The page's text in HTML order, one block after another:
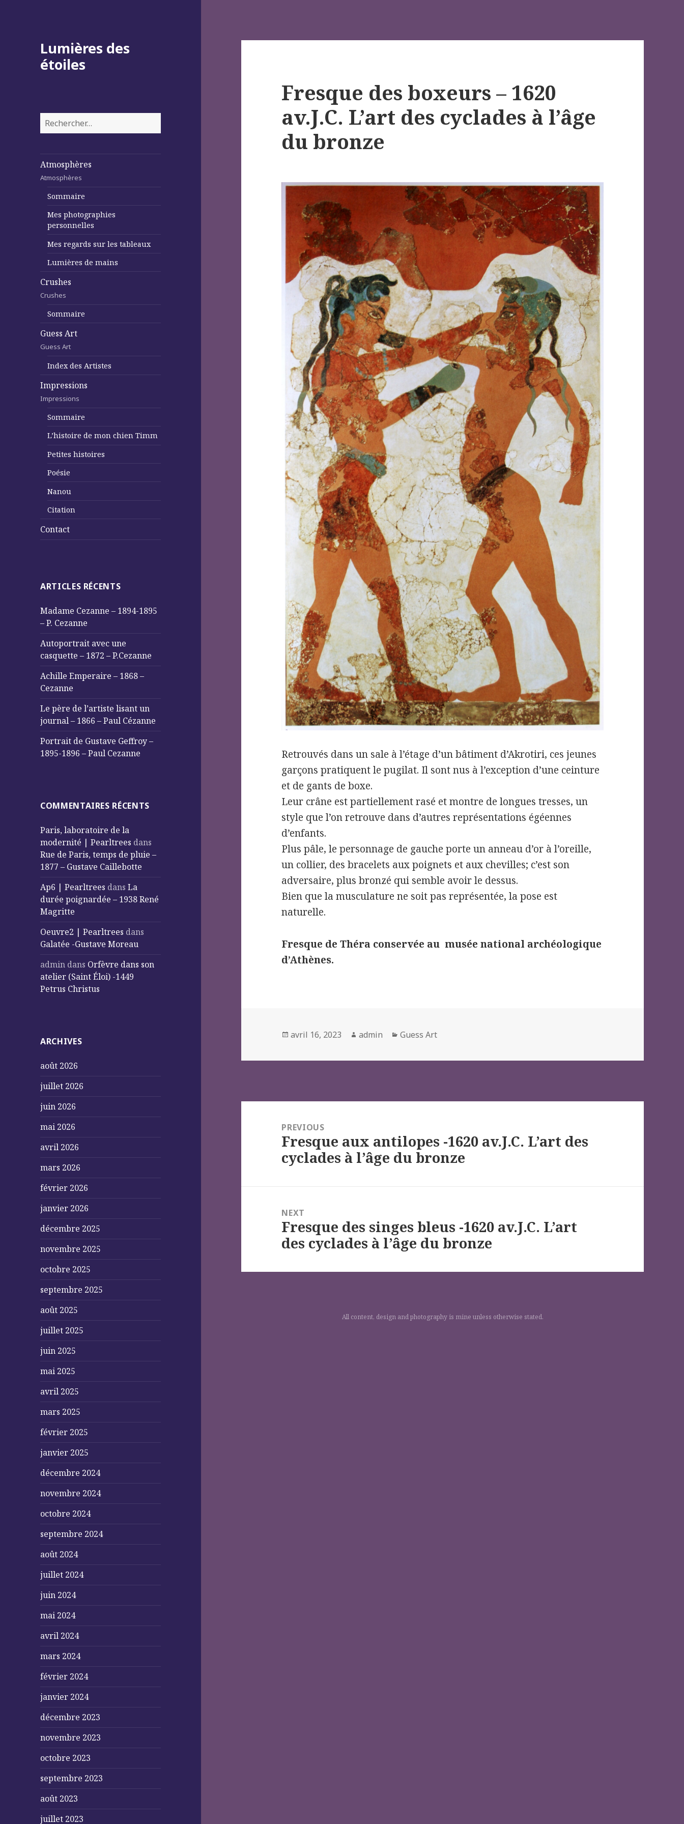
Lumières des
étoiles
Rechercher :
Atmosphères
Atmosphères
Sommaire
Mes photographies
personnelles
Mes regards sur les tableaux
Lumières de mains
Crushes
Crushes
Sommaire
Guess Art
Guess Art
Index des Artistes
Impressions
Impressions
Sommaire
L’histoire de mon chien Timm
Petites histoires
Poésie
Nanou
Citation
Contact
ARTICLES RÉCENTS
Madame Cezanne – 1894-1895
– P. Cezanne
Autoportrait avec une
casquette – 1872 – P.Cezanne
Achille Emperaire – 1868 –
Cezanne
Le père de l’artiste lisant un
journal – 1866 – Paul Cézanne
Portrait de Gustave Geffroy –
1895-1896 – Paul Cezanne
COMMENTAIRES RÉCENTS
Paris, laboratoire de la
modernité | Pearltrees dans
Rue de Paris, temps de pluie –
1877 – Gustave Caillebotte
Ap6 | Pearltrees dansLa
durée poignardée – 1938 René
Magritte
Oeuvre2 | Pearltrees dans
Galatée -Gustave Moreau
admin dans Orfèvre dans son
atelier (Saint Éloi) -1449
Petrus Christus
ARCHIVES
août 2026
juillet 2026
juin 2026
mai 2026
avril 2026
mars 2026
février 2026
janvier 2026
décembre 2025
novembre 2025
octobre 2025
septembre 2025
août 2025
juillet 2025
juin 2025
mai 2025
avril 2025
mars 2025
février 2025
janvier 2025
décembre 2024
novembre 2024
octobre 2024
septembre 2024
août 2024
juillet 2024
juin 2024
mai 2024
avril 2024
mars 2024
février 2024
janvier 2024
décembre 2023
novembre 2023
octobre 2023
septembre 2023
août 2023
juillet 2023
Fresque des boxeurs – 1620
av.J.C. L’art des cyclades à l’âge
du bronze
Retrouvés dans un sale à l’étage d’un bâtiment d’Akrotiri, ces jeunes
garçons pratiquent le pugilat. Il sont nus à l’exception d’une ceinture
et de gants de boxe.
Leur crâne est partiellement rasé et montre de longues tresses, un
style que l’on retrouve dans d’autres représentations égéennes
d’enfants.
Plus pâle, le personnage de gauche porte un anneau d’or à l’oreille,
un collier, des bracelets aux poignets et aux chevilles; c’est son
adversaire, plus bronzé qui semble avoir le dessus.
Bien que la musculature ne soit pas représentée, la pose est
naturelle.
Fresque de Théra conservée au musée national archéologique
d’Athènes.
Posted
avril 16, 2023 Author
admin Categories
Guess Art
l’article
PREVIOUS
Previous
post:
Fresque aux antilopes -1620 av.J.C. L’art des
cyclades à l’âge du bronze
NEXT
Next
post:
Fresque des singes bleus -1620 av.J.C. L’art
des cyclades à l’âge du bronze
All content, design and photography is mine unless otherwise stated.